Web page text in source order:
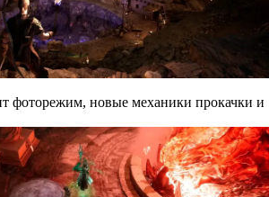
фоторежим, новые механики прокачки и